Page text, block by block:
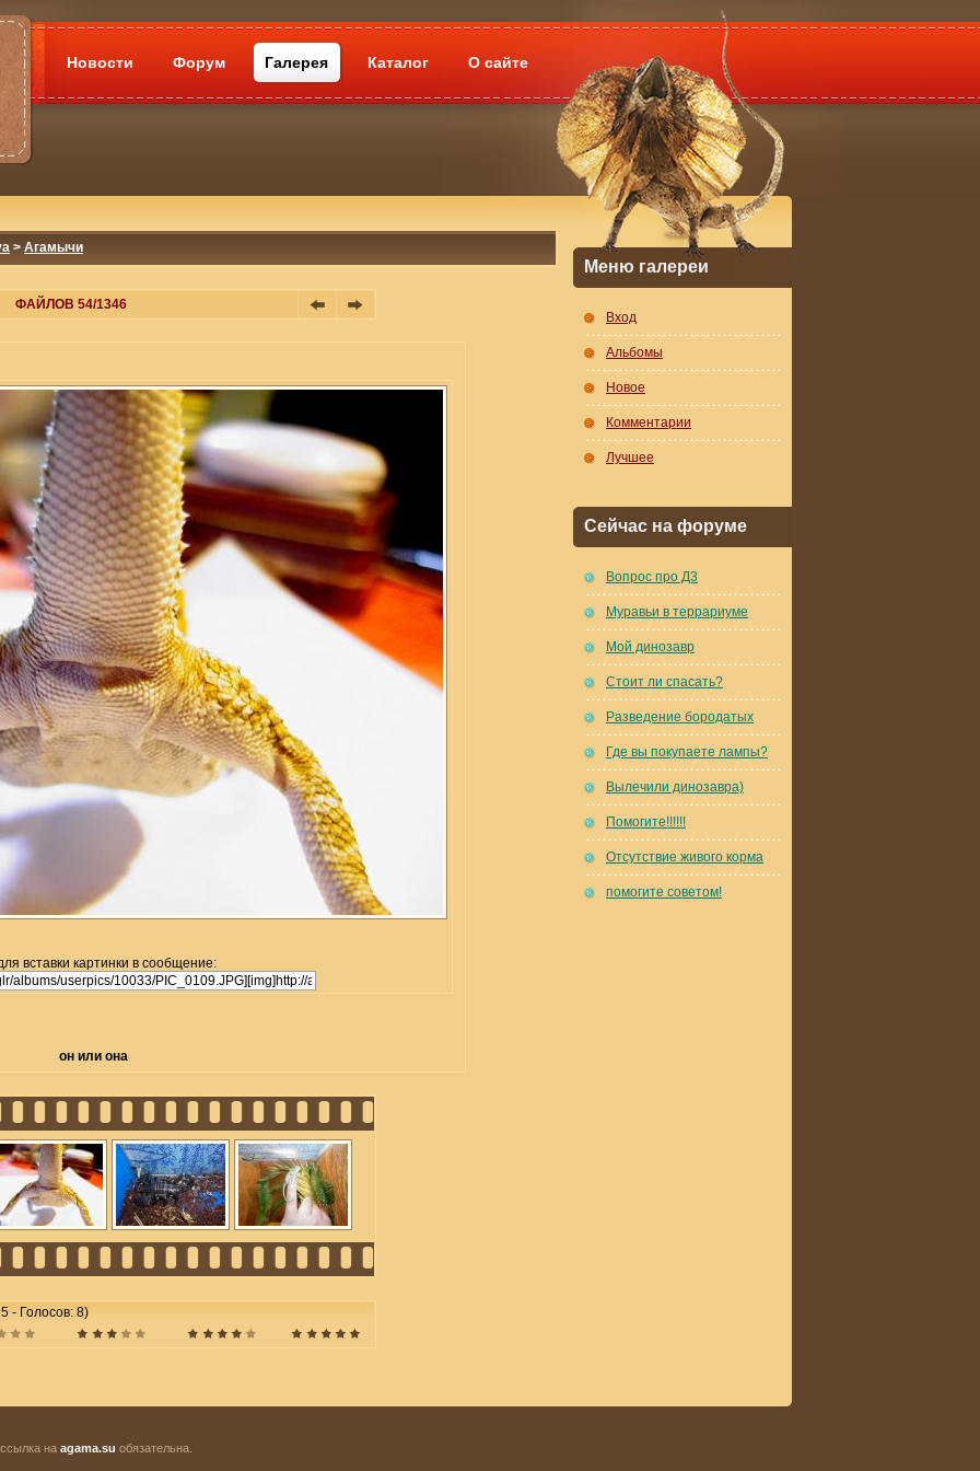
Новости Форум Галерея Каталог О сайте
> Агамычи
ФАЙЛОВ 54/1346
вставки картинки в сообщение:
он или она
- Голосов: 8)
Меню галереи
Вход
Альбомы
Новое
Комментарии
Лучшее
Сейчас на форуме
Вопрос про Д3
Муравьи в террариуме
Мой динозавр
Стоит ли спасать?
Разведение бородатых
Где вы покупаете лампы?
Вылечили динозавра)
Помогите!!!!!!
Отсутствие живого корма
помогите советом!
на agama.su обязательна.